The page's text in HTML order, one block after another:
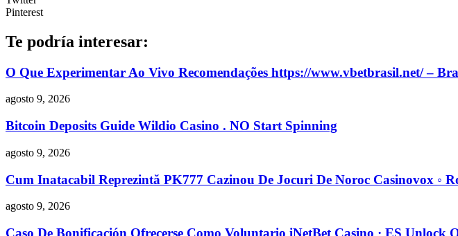
Pinterest
Te podría interesar:
O Que Experimentar Ao Vivo Recomendações https://www.vbetbrasil.net/ –
agosto 9, 2026
Bitcoin Deposits Guide Wildio Casino . NO Start Spinning
agosto 9, 2026
Cum Inatacabil Reprezintă PK777 Cazinou De Jocuri De Noroc Casinovox ◦
agosto 9, 2026
Caso De Bonificación Ofrecerse Como Voluntario iNetBet Casino · ES Unlock